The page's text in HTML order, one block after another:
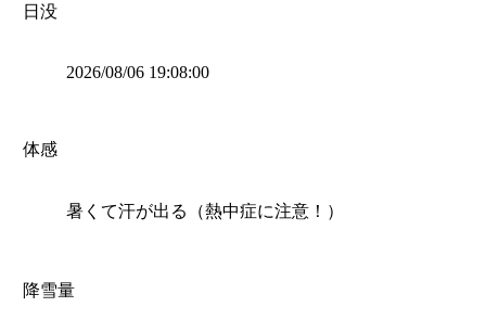
日没
2026/08/06 19:08:00
体感
暑くて汗が出る（熱中症に注意！）
降雪量